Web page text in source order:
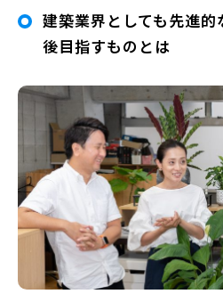
建築業界としても先進
後目指すものとは